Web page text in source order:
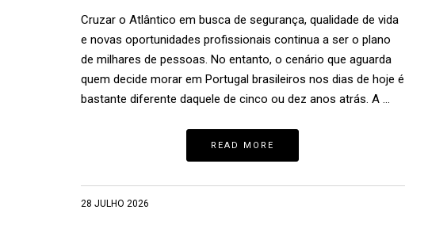
Cruzar o Atlântico em busca de segurança, qualidade de vida
e novas oportunidades profissionais continua a ser o plano
de milhares de pessoas. No entanto, o cenário que aguarda
quem decide morar em Portugal brasileiros nos dias de hoje é
bastante diferente daquele de cinco ou dez anos atrás. A …
READ MORE
28 JULHO 2026